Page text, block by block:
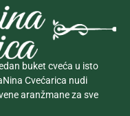
buket cveća u isto
Cvećarica nudi
aranžmane za sve